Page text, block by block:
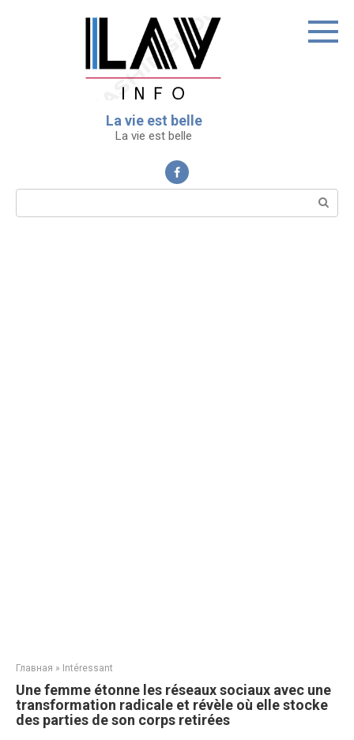
La vie est belle
La vie est belle
Поиск:
Главная » Intéressant
Une femme étonne les réseaux sociaux avec une
transformation radicale et révèle où elle stocke
des parties de son corps retirées